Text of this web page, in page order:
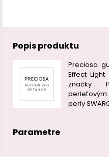
Popis produktu
Preciosa
Effect
značky
perly
Parametre